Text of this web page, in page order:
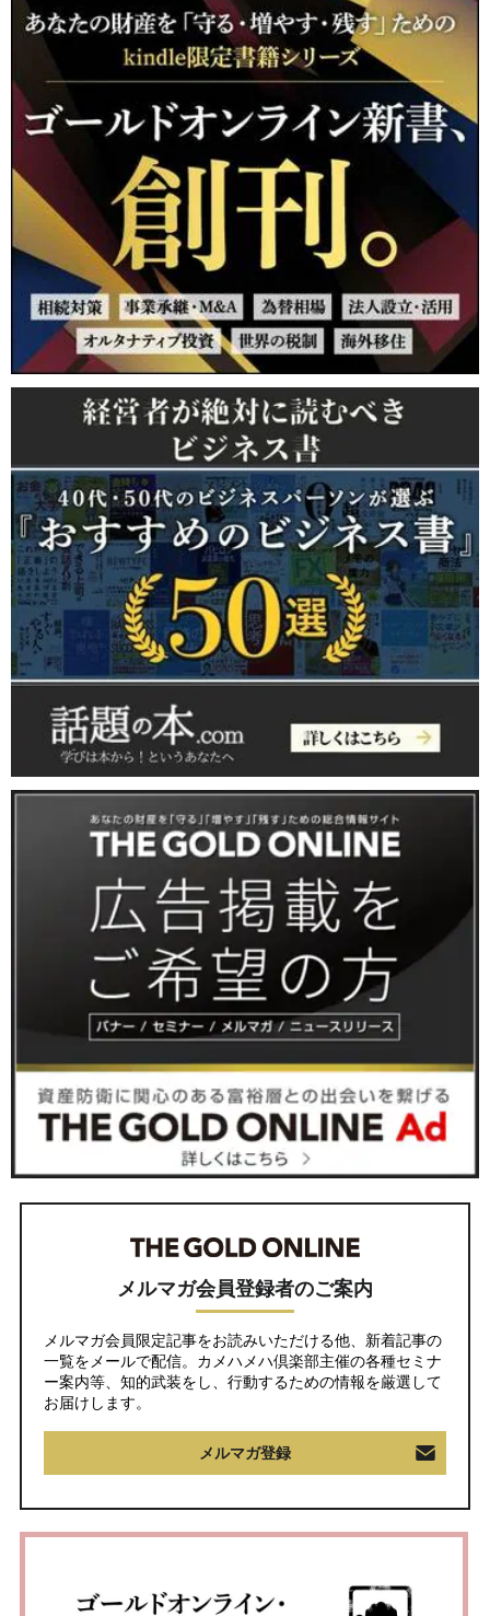
メルマガ会員登録者のご案内
メルマガ会員限定記事をお読みいただける他、新着記事の
一覧をメールで配信。カメハメハ倶楽部主催の各種セミナ
ー案内等、知的武装をし、行動するための情報を厳選して
お届けします。
メルマガ登録